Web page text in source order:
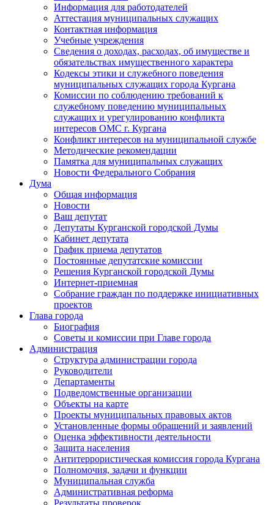
Информация для работодателей
Аттестация муниципальных служащих
Контактная информация
Учебные учреждения
Сведения о доходах, расходах, об имуществе и
обязательствах имущественного характера
Кодексы этики и служебного поведения
муниципальных служащих города Кургана
Комиссии по соблюдению требований к
служебному поведению муниципальных
служащих и урегулированию конфликта
интересов ОМС г. Кургана
Конфликт интересов на муниципальной службе
Методические рекомендации
Памятка для муниципальных служащих
Новости Федерального Cобрания
Дума
Общая информация
Новости
Ваш депутат
Депутаты Курганской городской Думы
Кабинет депутата
График приема депутатов
Постоянные депутатские комиссии
Решения Курганской городской Думы
Интернет-приемная
Собрание граждан по поддержке инициативных
проектов
Глава города
Биография
Советы и комиссии при Главе города
Администрация
Структура администрации города
Руководители
Департаменты
Подведомственные организации
Объекты на карте
Проекты муниципальных правовых актов
Установленные формы обращений и заявлений
Оценка эффективности деятельности
Защита населения
Антитеррористическая комиссия города Кургана
Полномочия, задачи и функции
Муниципальная служба
Административная реформа
Результаты проверок